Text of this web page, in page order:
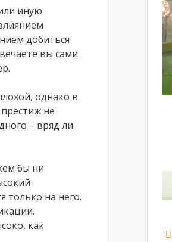
иную
добиться
вы сами
однако в
не
– вряд ли
бы ни
только на него.
как